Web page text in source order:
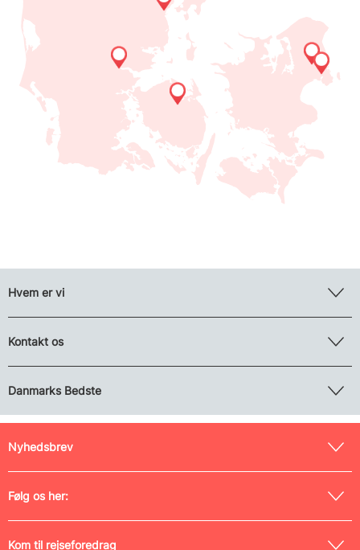
Hvem er vi
Kontakt os
Danmarks Bedste
Nyhedsbrev
Følg os her:
Kom til rejseforedrag